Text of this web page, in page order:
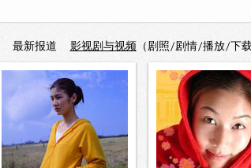
最新报道 影视剧与视频（剧照/剧情/播放/下载